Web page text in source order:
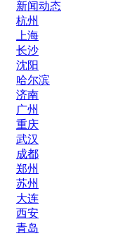
新闻动态
杭州
上海
长沙
沈阳
哈尔滨
济南
广州
重庆
武汉
成都
郑州
苏州
大连
西安
青岛